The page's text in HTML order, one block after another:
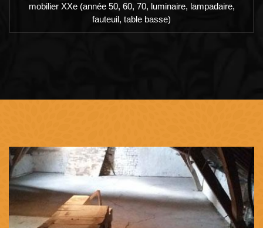
mobilier XXe (année 50, 60, 70, luminaire, lampadaire,
fauteuil, table basse)